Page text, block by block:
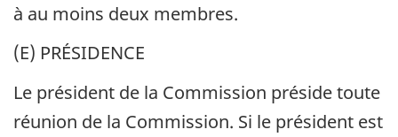
à au moins deux membres.
(E) PRÉSIDENCE
Le président de la Commission préside toute
réunion de la Commission. Si le président est